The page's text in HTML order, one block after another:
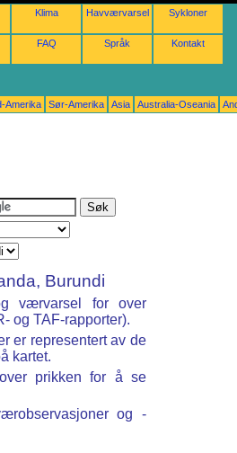
Klima Havværvarsel Sykloner
FAQ Språk Kontakt
Amerika Sør-Amerika Asia Australia-Oseania
Burundi
værvarsel for over
og TAF-rapporter).
er representert av de
kartet.
prikken for å se
og -